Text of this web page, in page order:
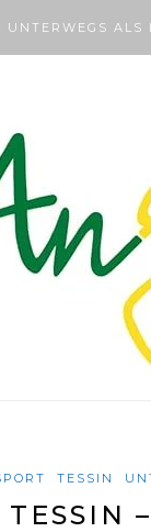
UNTERWEGS ALS
TESSIN